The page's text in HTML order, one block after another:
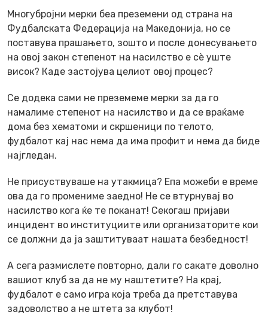
Многубројни мерки беа преземени од страна на
Фудбалската Федерација на Македонија, но се
поставува прашањето, зошто и после донесувањето
на овој закон степенот на насилство е сè уште
висок? Каде застојува целиот овој процес?
Се додека сами не преземеме мерки за да го
намалиме степенот на насилство и да се враќаме
дома без хематоми и скршеници по телото,
фудбалот кај нас нема да има профит и нема да биде
најгледан.
Не присуствуваше на утакмица? Епа можеби е време
ова да го промениме заедно! Не се втурнувај во
насилство кога ќе те поканат! Секогаш пријави
инцидент во институциите или организаторите кои
се должни да ја заштитуваат нашата безбедност!
А сега размислете повторно, дали го сакате доволно
вашиот клуб за да не му наштетите? На крај,
фудбалот е само игра која треба да претставува
задоволство а не штета за клубот!